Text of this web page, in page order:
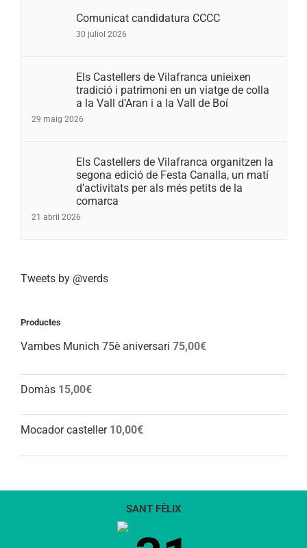
Comunicat candidatura CCCC
30 juliol 2026
Els Castellers de Vilafranca unieixen
tradició i patrimoni en un viatge de colla
a la Vall d’Aran i a la Vall de Boí
29 maig 2026
Els Castellers de Vilafranca organitzen la
segona edició de Festa Canalla, un matí
d’activitats per als més petits de la
comarca
21 abril 2026
Tweets by @verds
Productes
Vambes Munich 75è aniversari 75,00€
Domàs 15,00€
Mocador casteller 10,00€
SANT FÈLIX